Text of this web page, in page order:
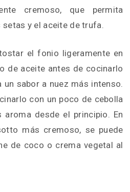
cremoso, que permita
y el aceite de trufa.
el fonio ligeramente en
de aceite antes de cocinarlo
un sabor a nuez más intenso.
con un poco de cebolla
aroma desde el principio. En
más cremoso, se puede
de coco o crema vegetal al